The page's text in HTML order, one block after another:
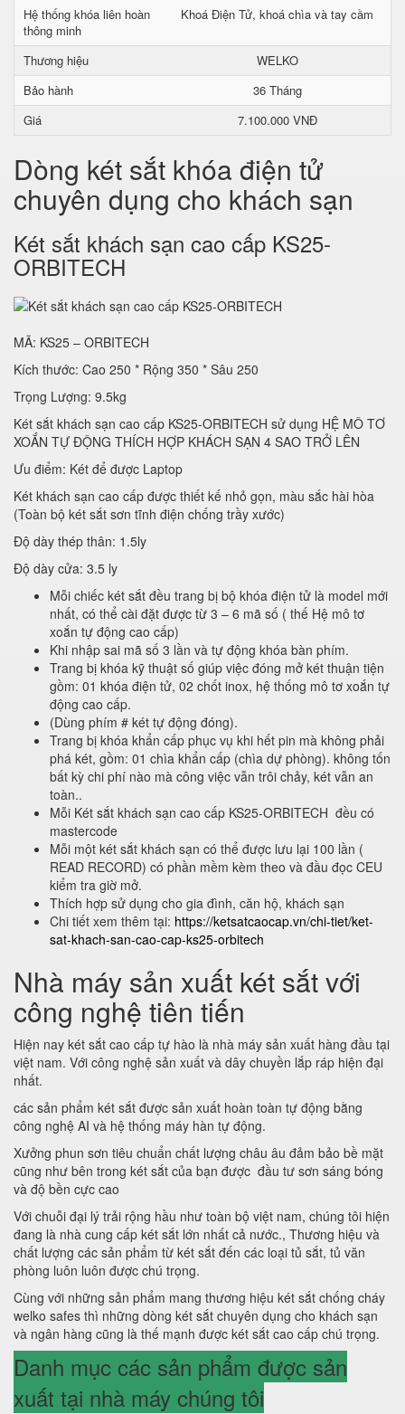
Hệ thống khóa liên hoàn
thông minh
Khoá Điện Tử, khoá chìa và tay cầm
Thương hiệu
WELKO
Bảo hành
36 Tháng
Giá
7.100.000 VNĐ
Dòng két sắt khóa điện tử
chuyên dụng cho khách sạn
Két sắt khách sạn cao cấp KS25-
ORBITECH
MÃ: KS25 – ORBITECH
Kích thước: Cao 250 * Rộng 350 * Sâu 250
Trọng Lượng: 9.5kg
Két sắt khách sạn cao cấp KS25-ORBITECH sử dụng HỆ MÔ TƠ
XOẮN TỰ ĐỘNG THÍCH HỢP KHÁCH SẠN 4 SAO TRỞ LÊN
Ưu điểm: Két để được Laptop
Két khách sạn cao cấp được thiết kế nhỏ gọn, màu sắc hài hòa
(Toàn bộ két sắt sơn tĩnh điện chống trầy xước)
Độ dày thép thân: 1.5ly
Độ dày cửa: 3.5 ly
Mỗi chiếc két sắt đều trang bị bộ khóa điện tử là model mới
nhất, có thể cài đặt được từ 3 – 6 mã số ( thế Hệ mô tơ
xoắn tự động cao cấp)
Khi nhập sai mã số 3 lần và tự động khóa bàn phím.
Trang bị khóa kỹ thuật số giúp việc đóng mở két thuận tiện
gồm: 01 khóa điện tử, 02 chốt inox, hệ thống mô tơ xoắn tự
động cao cấp.
(Dùng phím # két tự động đóng).
Trang bị khóa khẩn cấp phục vụ khi hết pin mà không phải
phá két, gồm: 01 chìa khẩn cấp (chìa dự phòng). không tốn
bất kỳ chi phí nào mà công việc vẫn trôi chảy, két vẫn an
toàn..
Mỗi Két sắt khách sạn cao cấp KS25-ORBITECH đều có
mastercode
Mỗi một két sắt khách sạn có thể được lưu lại 100 lần (
READ RECORD) có phần mềm kèm theo và đầu đọc CEU
kiểm tra giờ mở.
Thích hợp sử dụng cho gia đình, căn hộ, khách sạn
Chi tiết xem thêm tại: https://ketsatcaocap.vn/chi-tiet/ket-
sat-khach-san-cao-cap-ks25-orbitech
Nhà máy sản xuất két sắt với
công nghệ tiên tiến
Hiện nay két sắt cao cấp tự hào là nhà máy sản xuất hàng đầu tại
việt nam. Với công nghệ sản xuất và dây chuyền lắp ráp hiện đại
nhất.
các sản phẩm két sắt được sản xuất hoàn toàn tự động bằng
công nghệ AI và hệ thống máy hàn tự động.
Xưởng phun sơn tiêu chuẩn chất lượng châu âu đảm bảo bề mặt
cũng như bên trong két sắt của bạn được đầu tư sơn sáng bóng
và độ bền cực cao
Với chuỗi đại lý trải rộng hầu như toàn bộ việt nam, chúng tôi hiện
đang là nhà cung cấp két sắt lớn nhất cả nước., Thương hiệu và
chất lượng các sản phẩm từ két sắt đến các loại tủ sắt, tủ văn
phòng luôn luôn được chú trọng.
Cùng với những sản phẩm mang thương hiệu két sắt chống cháy
welko safes thì những dòng két sắt chuyên dụng cho khách sạn
và ngân hàng cũng là thế mạnh được két sắt cao cấp chú trọng.
Danh mục các sản phẩm được sản
xuất tại nhà máy chúng tôi